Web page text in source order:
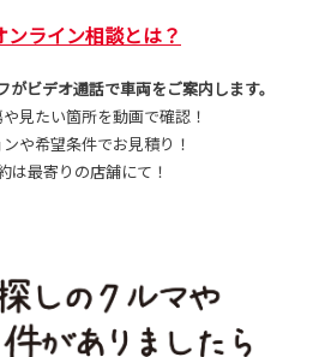
ンライン相談とは？
ビデオ通話で車両をご案内します。
見たい箇所を動画で確認！
や希望条件でお見積り！
は最寄りの店舗にて！